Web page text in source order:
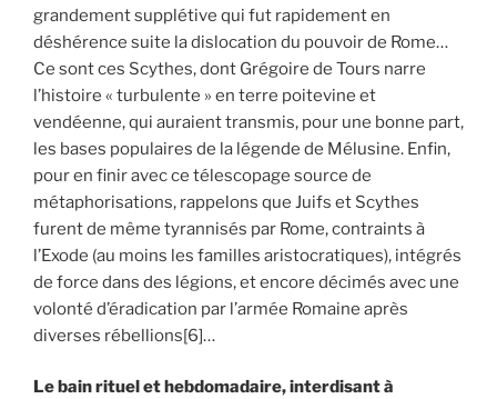
grandement supplétive qui fut rapidement en
déshérence suite la dislocation du pouvoir de Rome…
Ce sont ces Scythes, dont Grégoire de Tours narre
l’histoire « turbulente » en terre poitevine et
vendéenne, qui auraient transmis, pour une bonne part,
les bases populaires de la légende de Mélusine. Enfin,
pour en finir avec ce télescopage source de
métaphorisations, rappelons que Juifs et Scythes
furent de même tyrannisés par Rome, contraints à
l’Exode (au moins les familles aristocratiques), intégrés
de force dans des légions, et encore décimés avec une
volonté d’éradication par l’armée Romaine après
diverses rébellions[6]…
Le bain rituel et hebdomadaire, interdisant à